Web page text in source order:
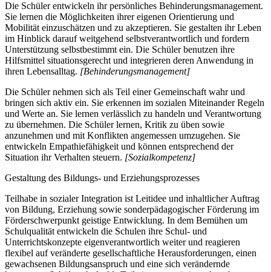
Die Schüler entwickeln ihr persönliches Behinderungsmanagement.
Sie lernen die Möglichkeiten ihrer eigenen Orientierung und
Mobilität einzuschätzen und zu akzeptieren. Sie gestalten ihr Leben
im Hinblick darauf weitgehend selbstverantwortlich und fordern
Unterstützung selbstbestimmt ein. Die Schüler benutzen ihre
Hilfsmittel situationsgerecht und integrieren deren Anwendung in
ihren Lebensalltag. [Behinderungsmanagement]
Die Schüler nehmen sich als Teil einer Gemeinschaft wahr und
bringen sich aktiv ein. Sie erkennen im sozialen Miteinander Regeln
und Werte an. Sie lernen verlässlich zu handeln und Verantwortung
zu übernehmen. Die Schüler lernen, Kritik zu üben sowie
anzunehmen und mit Konflikten angemessen umzugehen. Sie
entwickeln Empathiefähigkeit und können entsprechend der
Situation ihr Verhalten steuern. [Sozialkompetenz]
Gestaltung des Bildungs- und Erziehungsprozesses
Teilhabe in sozialer Integration ist Leitidee und inhaltlicher Auftrag
von Bildung, Erziehung sowie sonderpädagogischer Förderung im
Förderschwerpunkt geistige Entwicklung. In dem Bemühen um
Schulqualität entwickeln die Schulen ihre Schul- und
Unterrichtskonzepte eigenverantwortlich weiter und reagieren
flexibel auf veränderte gesellschaftliche Herausforderungen, einen
gewachsenen Bildungsanspruch und eine sich verändernde